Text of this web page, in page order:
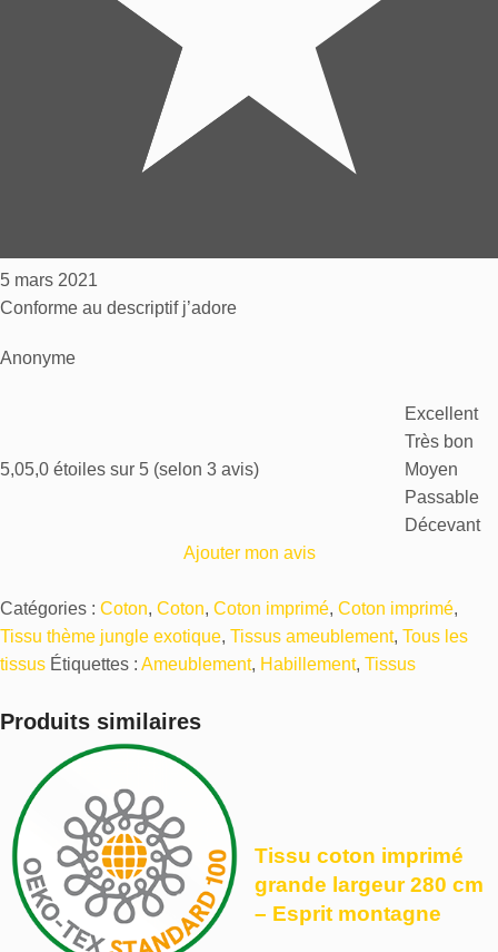
5 mars 2021
Conforme au descriptif j’adore
Anonyme
5,05,0 étoiles sur 5 (selon 3 avis)
Excellent
Très bon
Moyen
Passable
Décevant
Ajouter mon avis
Catégories : Coton, Coton, Coton imprimé, Coton imprimé,
Tissu thème jungle exotique, Tissus ameublement, Tous les
tissus Étiquettes : Ameublement, Habillement, Tissus
Produits similaires
Tissu coton imprimé
grande largeur 280 cm
– Esprit montagne